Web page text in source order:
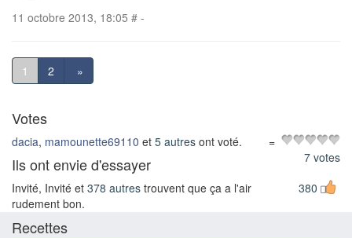
11 octobre 2013, 18:05 # -
1 2 »
Votes
dacia, mamounette69110 et 5 autres ont voté.
=
7 votes
Ils ont envie d'essayer
380
Invité, Invité et 378 autres trouvent que ça a l'air
rudement bon.
Recettes